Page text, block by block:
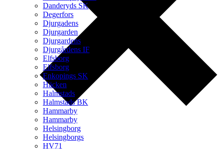
Danderyds SK
Degerfors
Djurgadens
Djurgarden
Djurgardens
Djurgårdens IF
Elfsborg
Elfsborg
Enkopings SK
Häcken
Halmstads
Halmstads BK
Hammarby
Hammarby
Helsingborg
Helsingborgs
HV71